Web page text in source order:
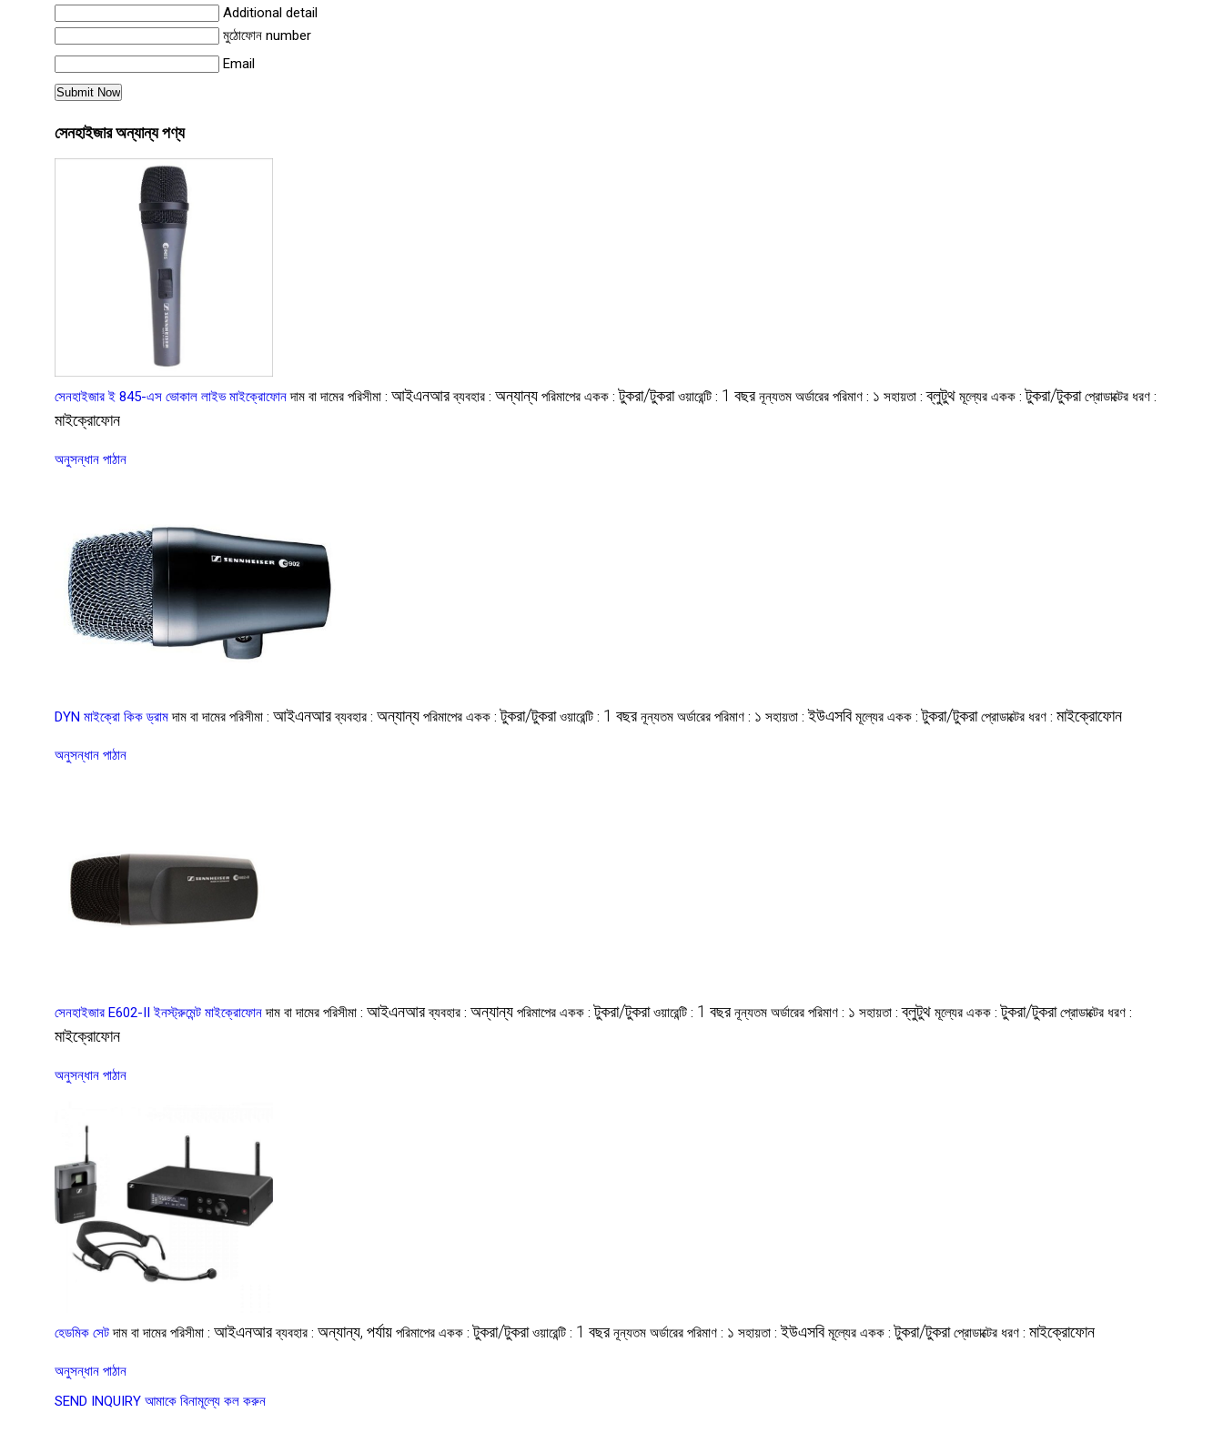
Additional detail
মুঠোফোন number
Email
সেনহাইজার অন্যান্য পণ্য
সেনহাইজার ই 845-এস ভোকাল লাইভ মাইক্রোফোন দাম বা দামের পরিসীমা : আইএনআর ব্যবহার : অন্যান্য পরিমাপের একক : টুকরা/টুকরা ওয়ারেন্টি : 1 বছর নূন্যতম অর্ডারের পরিমাণ : ১ সহায়তা :ব্লুটুথ মূল্যের একক : টুকরা/টুকরা প্রোডাক্টের ধরণ :
মাইক্রোফোন
অনুসন্ধান পাঠান
DYN মাইক্রো কিক ড্রাম দাম বা দামের পরিসীমা : আইএনআর ব্যবহার : অন্যান্য পরিমাপের একক : টুকরা/টুকরা ওয়ারেন্টি : 1 বছর নূন্যতম অর্ডারের পরিমাণ : ১ সহায়তা : ইউএসবি মূল্যের একক : টুকরা/টুকরা প্রোডাক্টের ধরণ : মাইক্রোফোন
অনুসন্ধান পাঠান
সেনহাইজার E602-II ইনস্ট্রুমেন্ট মাইক্রোফোন দাম বা দামের পরিসীমা : আইএনআর ব্যবহার : অন্যান্য পরিমাপের একক : টুকরা/টুকরা ওয়ারেন্টি : 1 বছর নূন্যতম অর্ডারের পরিমাণ : ১ সহায়তা :ব্লুটুথ মূল্যের একক : টুকরা/টুকরা প্রোডাক্টের ধরণ :
মাইক্রোফোন
অনুসন্ধান পাঠান
হেডমিক সেট দাম বা দামের পরিসীমা : আইএনআর ব্যবহার : অন্যান্য, পর্যায় পরিমাপের একক : টুকরা/টুকরা ওয়ারেন্টি : 1 বছর নূন্যতম অর্ডারের পরিমাণ : ১ সহায়তা : ইউএসবি মূল্যের একক : টুকরা/টুকরা প্রোডাক্টের ধরণ : মাইক্রোফোন
অনুসন্ধান পাঠান
SEND INQUIRY আমাকে বিনামূল্যে কল করুন